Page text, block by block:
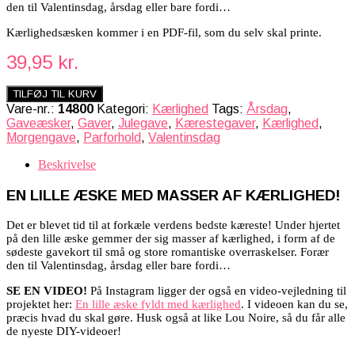
den til Valentinsdag, årsdag eller bare fordi…
Kærlighedsæsken kommer i en PDF-fil, som du selv skal printe.
39,95 kr.
TILFØJ TIL KURV
Vare-nr.: 14800 Kategori: Kærlighed Tags: Årsdag,
Gaveæsker, Gaver, Julegave, Kærestegaver, Kærlighed,
Morgengave, Parforhold, Valentinsdag
Beskrivelse
EN LILLE ÆSKE MED MASSER AF KÆRLIGHED!
Det er blevet tid til at forkæle verdens bedste kæreste! Under hjertet
på den lille æske gemmer der sig masser af kærlighed, i form af de
sødeste gavekort til små og store romantiske overraskelser. Forær
den til Valentinsdag, årsdag eller bare fordi…
SE EN VIDEO! På Instagram ligger der også en video-vejledning til
projektet her: En lille æske fyldt med kærlighed. I videoen kan du se,
præcis hvad du skal gøre. Husk også at like Lou Noire, så du får alle
de nyeste DIY-videoer!